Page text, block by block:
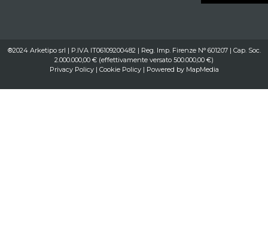
®2024 Arketipo srl | P.IVA IT06109200482 | Reg. Imp. Firenze N° 601207 | Cap. Soc.
2.000.000,00 € (effettivamente versato 500.000,00 €)
Privacy Policy| Cookie Policy| Powered by MapMedia